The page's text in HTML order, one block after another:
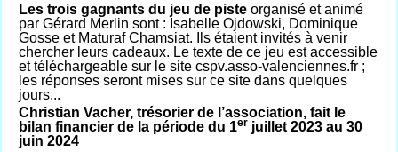
Les trois gagnants du jeu de pisteorganisé et animé
par Gérard Merlin sont : Isabelle Ojdowski, Dominique
Gosse et Maturaf Chamsiat. Ils étaient invités à venir
chercher leurs cadeaux. Le texte de ce jeu est accessible
et téléchargeable sur le site cspv.asso-valenciennes.fr ;
les réponses seront mises sur ce site dans quelques
jours...
Christian Vacher, trésorier de l’association, fait le
bilan financier de la période du 1erjuillet 2023 au 30
juin 2024